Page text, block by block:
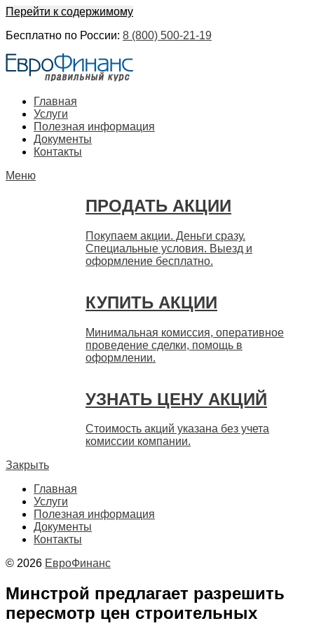
Перейти к содержимому
Бесплатно по России: 8 (800) 500-21-19
ЕвроФинанс
БыстроГлавная
Услуги
Полезная информация
Документы
Контакты
Меню
ПРОДАТЬ АКЦИИ
Покупаем акции. Деньги сразу.
Специальные условия. Выезд и
оформление бесплатно.
КУПИТЬ АКЦИИ
Минимальная комиссия, оперативное
проведение сделки, помощь в
оформлении.
УЗНАТЬ ЦЕНУ АКЦИЙ
Стоимость акций указана без учета
комиссии компании.
Закрыть
Главная
Услуги
Полезная информация
Документы
Контакты
© 2026 ЕвроФинанс
Минстрой предлагает разрешить
пересмотр цен строительных